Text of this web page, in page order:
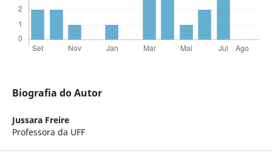
Biografia do Autor
Jussara Freire
Professora da UFF